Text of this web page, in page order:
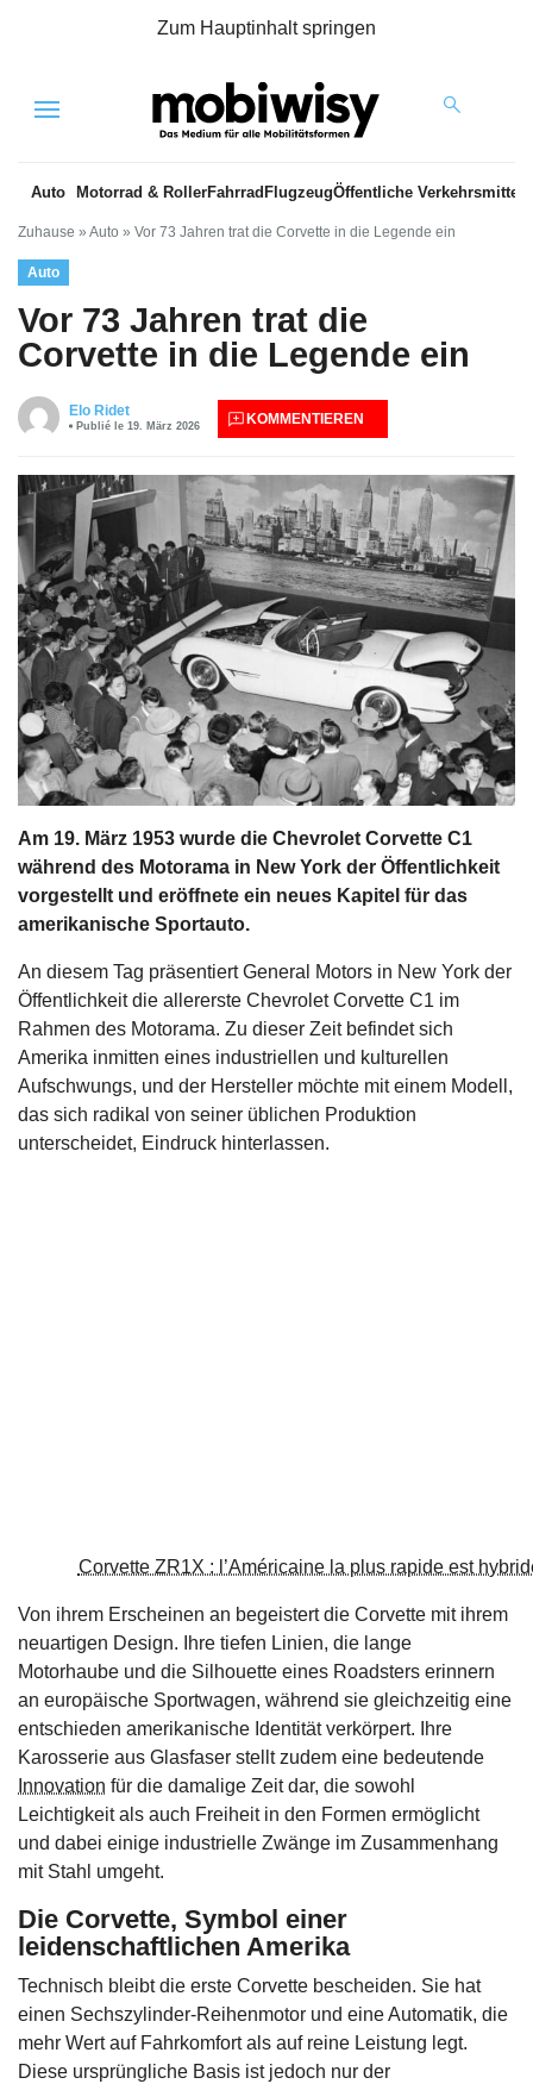
Zum Hauptinhalt springen
Menu
Auto Motorrad & RollerFahrrad FlugzeugÖffentliche Verkehrsmittel
Zuhause » Auto » Vor 73 Jahren trat die Corvette in die Legende ein
Auto
Vor 73 Jahren trat die
Corvette in die Legende ein
Elo Ridet
Publié le 19. März 2026 KOMMENTIEREN
Am 19. März 1953 wurde die Chevrolet Corvette C1
während des Motorama in New York der Öffentlichkeit
vorgestellt und eröffnete ein neues Kapitel für das
amerikanische Sportauto.
An diesem Tag präsentiert General Motors in New York der
Öffentlichkeit die allererste Chevrolet Corvette C1 im
Rahmen des Motorama. Zu dieser Zeit befindet sich
Amerika inmitten eines industriellen und kulturellen
Aufschwungs, und der Hersteller möchte mit einem Modell,
das sich radikal von seiner üblichen Produktion
unterscheidet, Eindruck hinterlassen.
Corvette ZR1X : l’Américaine la plus rapide est
Von ihrem Erscheinen an begeistert die Corvette mit ihrem
neuartigen Design. Ihre tiefen Linien, die lange
Motorhaube und die Silhouette eines Roadsters erinnern
an europäische Sportwagen, während sie gleichzeitig eine
entschieden amerikanische Identität verkörpert. Ihre
Karosserie aus Glasfaser stellt zudem eine bedeutende
Innovation für die damalige Zeit dar, die sowohl
Leichtigkeit als auch Freiheit in den Formen ermöglicht
und dabei einige industrielle Zwänge im Zusammenhang
mit Stahl umgeht.
Die Corvette, Symbol einer
leidenschaftlichen Amerika
Technisch bleibt die erste Corvette bescheiden. Sie hat
einen Sechszylinder-Reihenmotor und eine Automatik, die
mehr Wert auf Fahrkomfort als auf reine Leistung legt.
Diese ursprüngliche Basis ist jedoch nur der